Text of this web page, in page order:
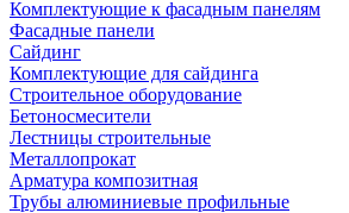
Комплектующие к фасадным панелям
Фасадные панели
Сайдинг
Комплектующие для сайдинга
Строительное оборудование
Бетоносмесители
Лестницы строительные
Металлопрокат
Арматура композитная
Трубы алюминиевые профильные